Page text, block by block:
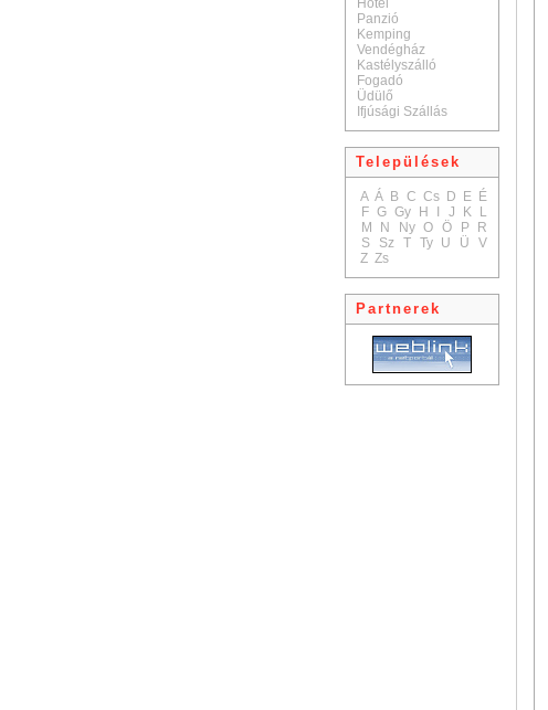
Hotel
Panzió
Kemping
Vendégház
Kastélyszálló
Fogadó
Üdülő
Ifjúsági Szállás
Települések
A Á B C Cs D E É
F G Gy H J K
L
M
N Ny O Ö P
R
S
Sz T Ty U Ü
V
Z Zs
Partnerek